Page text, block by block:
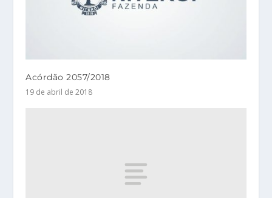
Acórdão 2057/2018
19 de abril de 2018